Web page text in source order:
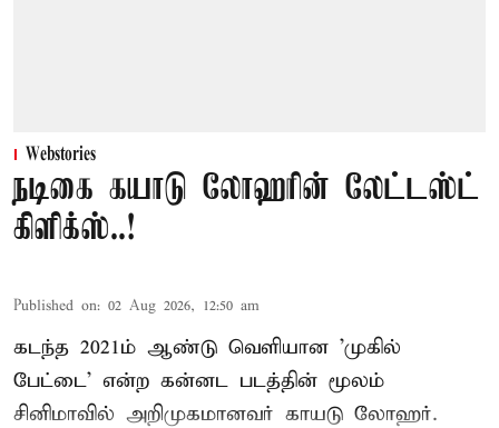
Webstories
நடிகை கயாடு லோஹரின் லேட்டஸ்ட்
கிளிக்ஸ்..!
Published on: 02 Aug 2026, 12:50 am
கடந்த 2021ம் ஆண்டு வெளியான 'முகில்
பேட்டை' என்ற கன்னட படத்தின் மூலம்
சினிமாவில் அறிமுகமானவர் காயடு லோஹர்.